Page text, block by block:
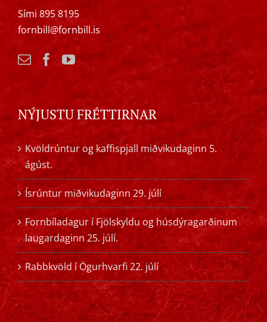
Sími 895 8195
fornbill@fornbill.is
NÝJUSTU FRÉTTIRNAR
Kvöldrúntur og kaffispjall miðvikudaginn 5.
ágúst.
Ísrúntur miðvikudaginn 29. júlí
Fornbíladagur í Fjölskyldu og húsdýragarðinum
laugardaginn 25. júlí.
Rabbkvöld í Ögurhvarfi 22. júlí